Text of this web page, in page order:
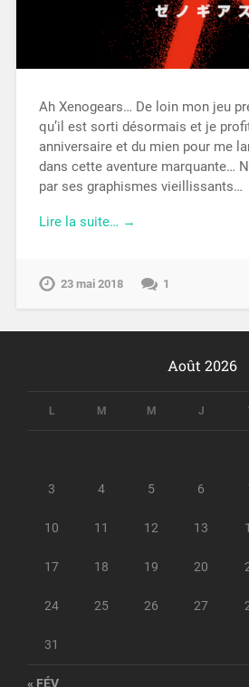
Ah Xenogears… De loin mon jeu
qu’il est sorti désormais et je
anniversaire et du mien pour me
dans cette aventure marquante…
par ses graphismes vieillissants…
Lire la suite… →
23 mai 2018 1
Août 2026
L M M J
3 4 5 6
10 11 12 13
17 18 19 20
24 25 26 27
31
« FÉV